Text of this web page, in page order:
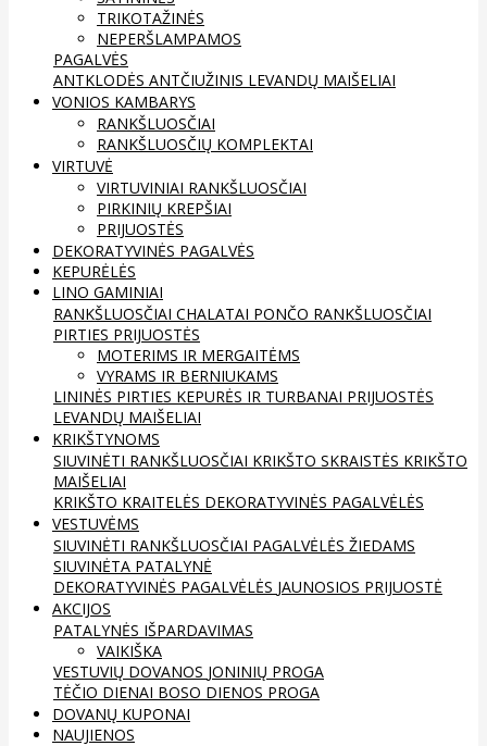
TRIKOTAŽINĖS
NEPERŠLAMPAMOS
PAGALVĖS
ANTKLODĖS ANTČIUŽINIS LEVANDŲ MAIŠELIAI
VONIOS KAMBARYS
RANKŠLUOSČIAI
RANKŠLUOSČIŲ KOMPLEKTAI
VIRTUVĖ
VIRTUVINIAI RANKŠLUOSČIAI
PIRKINIŲ KREPŠIAI
PRIJUOSTĖS
DEKORATYVINĖS PAGALVĖS
KEPURĖLĖS
LINO GAMINIAI
RANKŠLUOSČIAI CHALATAI PONČO RANKŠLUOSČIAI
PIRTIES PRIJUOSTĖS
MOTERIMS IR MERGAITĖMS
VYRAMS IR BERNIUKAMS
LININĖS PIRTIES KEPURĖS IR TURBANAI PRIJUOSTĖS
LEVANDŲ MAIŠELIAI
KRIKŠTYNOMS
SIUVINĖTI RANKŠLUOSČIAI KRIKŠTO SKRAISTĖS KRIKŠTO
MAIŠELIAI
KRIKŠTO KRAITELĖS DEKORATYVINĖS PAGALVĖLĖS
VESTUVĖMS
SIUVINĖTI RANKŠLUOSČIAI PAGALVĖLĖS ŽIEDAMS
SIUVINĖTA PATALYNĖ
DEKORATYVINĖS PAGALVĖLĖS JAUNOSIOS PRIJUOSTĖ
AKCIJOS
PATALYNĖS IŠPARDAVIMAS
VAIKIŠKA
VESTUVIŲ DOVANOS JONINIŲ PROGA
TĖČIO DIENAI BOSO DIENOS PROGA
DOVANŲ KUPONAI
NAUJIENOS